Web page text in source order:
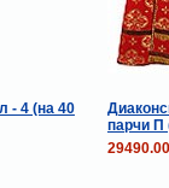
- 4 (на 40
парчи П